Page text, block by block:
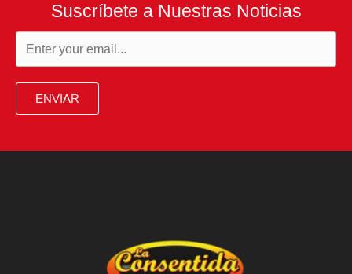
Suscríbete a Nuestras Noticias
ENVIAR